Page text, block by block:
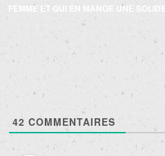
des
FEMME ET QUI EN MANGE UNE
42 COMMENTAIRES